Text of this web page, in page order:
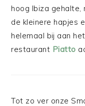
hoog Ibiza gehalte,
de kleinere hapjes
helemaal bij aan
restaurant Piatto
Tot zo ver onze